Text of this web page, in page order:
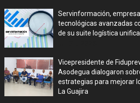
Servinformación,
tecnológicas avanzadas
de su suite logística
Vicepresidente de
Asodegua dialogaron
estrategias para mejorar
La Guajira